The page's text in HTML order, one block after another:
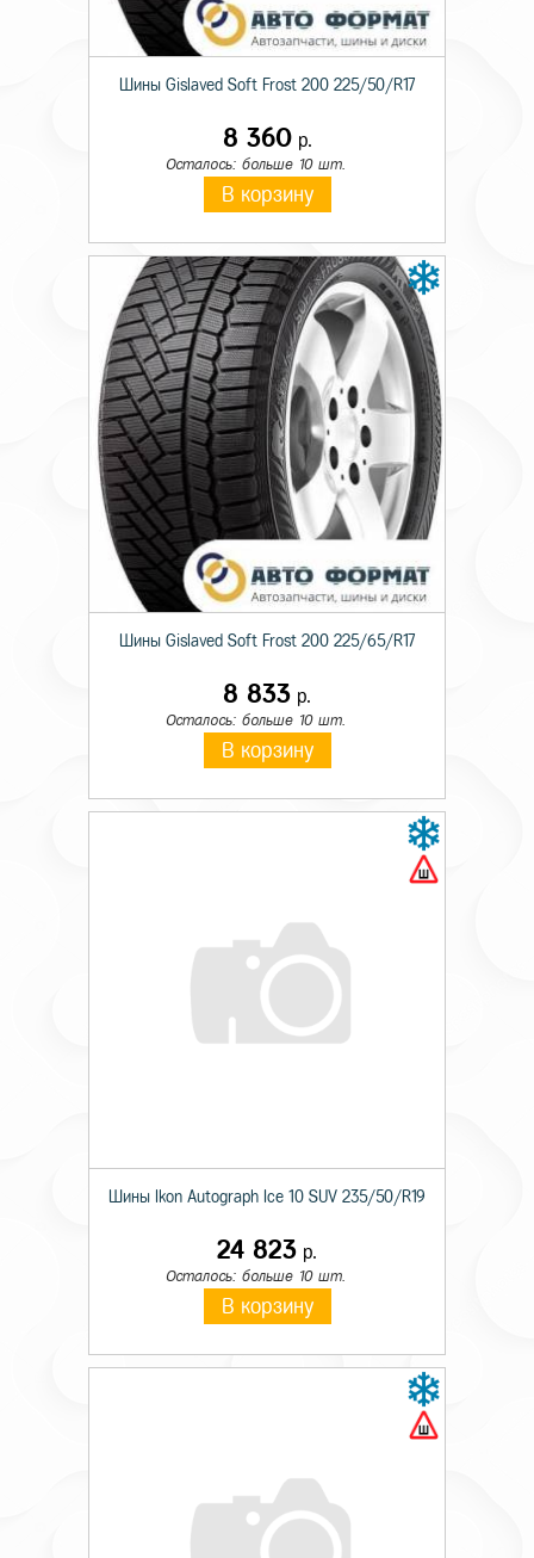
Шины Gislaved Soft Frost 200 225/50/R17
8 360р.
Осталось: больше 10 шт.
В корзину
Шины Gislaved Soft Frost 200 225/65/R17
8 833 р.
Осталось: больше 10 шт.
В корзину
Шины Ikon Autograph Ice 10 SUV 235/50/R19
24 823 р.
Осталось: больше 10 шт.
В корзину